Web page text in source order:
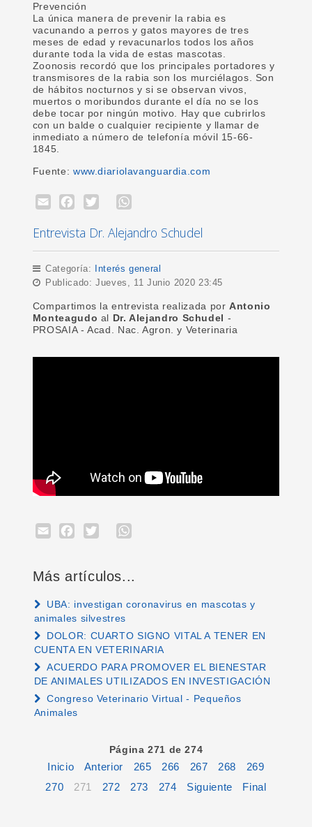
Prevención
La única manera de prevenir la rabia es
vacunando a perros y gatos mayores de tres
meses de edad y revacunarlos todos los años
durante toda la vida de estas mascotas.
Zoonosis recordó que los principales portadores y
transmisores de la rabia son los murciélagos. Son
de hábitos nocturnos y si se observan vivos,
muertos o moribundos durante el día no se los
debe tocar por ningún motivo. Hay que cubrirlos
con un balde o cualquier recipiente y llamar de
inmediato a número de telefonía móvil 15-66-
1845.
Fuente: www.diariolavanguardia.com
EmailFacebook
Twitter
Entrevista Dr. Alejandro Schudel
Categoría:
Interés general
Publicado: Jueves, 11 Junio 2020 23:45
Compartimos la entrevista realizada porAntonio
Monteagudo al Dr. Alejandro Schudel
-
PROSAIA - Acad. Nac. Agron. y Veterinaria
EmailFacebook
Twitter
Más artículos...
UBA: investigan coronavirus en mascotas y
animales silvestres
DOLOR: CUARTO SIGNO VITAL A TENER EN
CUENTA EN VETERINARIA
ACUERDO PARA PROMOVER EL BIENESTAR
DE ANIMALES UTILIZADOS EN INVESTIGACIÓN
Congreso Veterinario Virtual - Pequeños
Animales
Página 271 de 274
Inicio Anterior 265 266 267 268
269
270
271 272 273 274 Siguiente Final